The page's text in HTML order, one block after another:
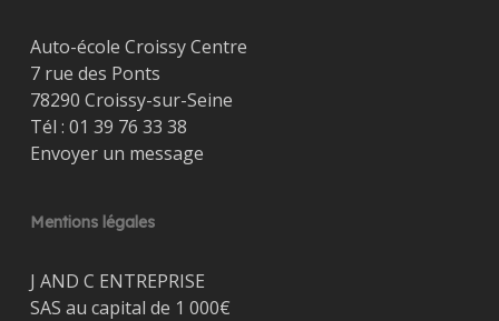
Auto-école Croissy Centre
7 rue des Ponts
78290 Croissy-sur-Seine
Tél : 01 39 76 33 38
Envoyer un message
Mentions légales
J AND C ENTREPRISE
SAS au capital de 1 000€